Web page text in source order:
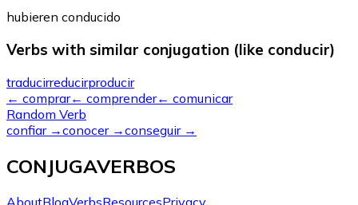
hubieren conducido
Verbs with similar conjugation (like conducir)
traducirreducirproducir
← comprar← comprender← comunicar
Random Verb
confiar→conocer→conseguir→
CONJUGAVERBOS
AboutBlogVerbsResourcesPrivacy